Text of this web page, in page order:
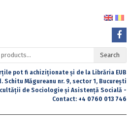
Search
pot fi achiziționate și de la Librăria EUB
Schitu Măgureanu nr. 9, sector 1, București
de Sociologie și Asistență Socială -
Contact: +4 0760 013 746